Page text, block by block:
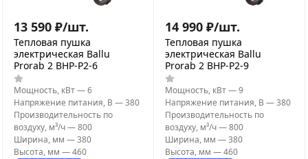
13 590 ₽/шт.
Тепловая пушка
электрическая Ballu
Prorab 2 BHP-P2-6
Мощность, кВт—6
Напряжение питания, В —380
Производительность по
воздуху, м³/ч—800
Ширина, мм —380
Высота, мм —460
14 990 ₽/шт.
Тепловая пушка
электрическая Ballu
Prorab 2 BHP-P2-9
Мощность, кВт—9
Напряжение питания, В —380
Производительность по
воздуху, м³/ч—800
Ширина, мм —380
Высота, мм —460